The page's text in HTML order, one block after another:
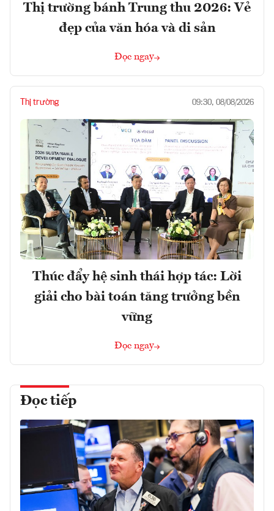
Thị trường bánh Trung thu 2026: Vẻ
đẹp của văn hóa và di sản
Đọc ngay
Thị trường 09:30, 08/08/2026
Thúc đẩy hệ sinh thái hợp tác: Lời
giải cho bài toán tăng trưởng bền
vững
Đọc ngay
Đọc tiếp